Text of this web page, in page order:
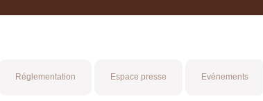
Réglementation Espace presse Evénements